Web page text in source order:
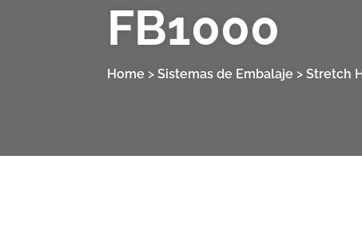
FB1000
Home >Sistemas de Embalaje >Stretch